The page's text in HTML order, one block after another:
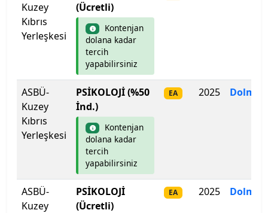
Doğu Akdeniz Üniversitesi
Doğuş Üniversitesi
Dokuz Eylül Üniversitesi
Düzce Üniversitesi
Ege Üniversitesi
Erciyes Üniversitesi
Erzincan Binali Yıldırım Üniversitesi
Kuzey
Kıbrıs
Yerleşkesi
(Ücretli)
Kontenjan
dolana kadar
tercih
yapabilirsiniz
ASBÜ-
Kuzey
Kıbrıs
Yerleşkesi
PSİKOLOJİ (%50
İnd.)
Kontenjan
dolana kadar
tercih
yapabilirsiniz
EA 2025
ASBÜ-
Kuzey
PSİKOLOJİ
(Ücretli)
EA 2025